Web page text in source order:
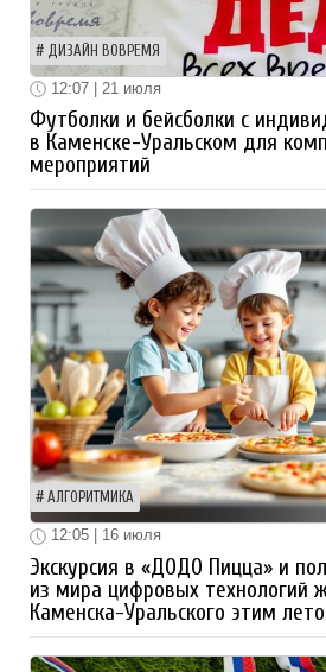
ДИЗАЙН ВОВРЕМЯ
12:07 | 21 июля
Футболки и бейсболки с
в Каменске-Уральском для
мероприятий
АЛГОРИТМИКА
12:05 | 16 июля
Экскурсия в «ДОДО Пицца» и
из мира цифровых технологий
Каменска-Уральского этим